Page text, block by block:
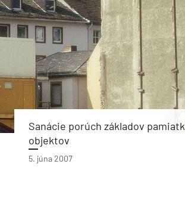
Sanácie porúch základov
objektov
5. júna 2007